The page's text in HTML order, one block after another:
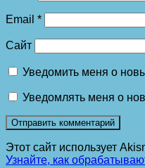
Email *
Сайт
Уведомить меня о
Уведомлять меня о
Этот сайт использует
Узнайте, как